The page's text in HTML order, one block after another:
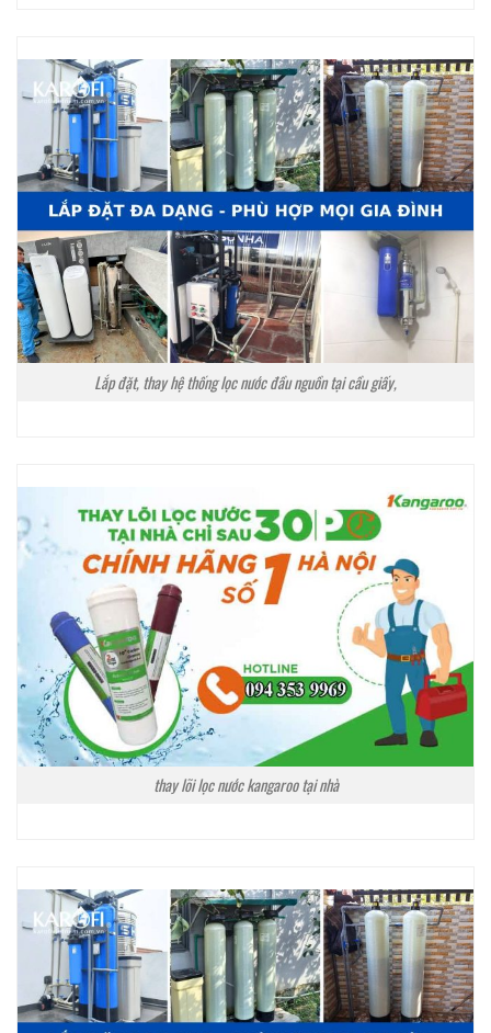
Lắp đặt, thay hệ thống lọc nước đầu nguồn tại cầu giấy,
thay lõi lọc nước kangaroo tại nhà